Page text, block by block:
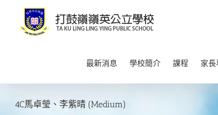
content
最新消息 學校簡介 課程 家
4C馬卓瑩、李紫晴 (Medium)